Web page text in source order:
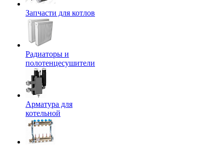
Запчасти для котлов
Радиаторы и
полотенцесушители
Арматура для
котельной